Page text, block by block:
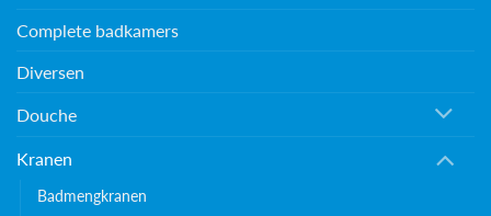
Complete badkamers
Diversen
Douche
Kranen
Badmengkranen